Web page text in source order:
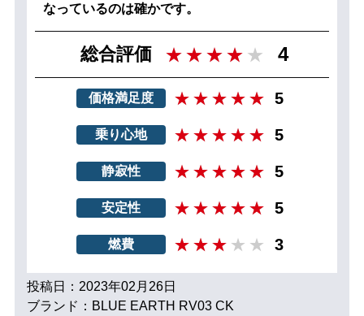
なっているのは確かです。
総合評価 4
価格満足度 5
乗り心地 5
静寂性 5
安定性 5
燃費 3
投稿日：2023年02月26日
ブランド：BLUE EARTH RV03 CK